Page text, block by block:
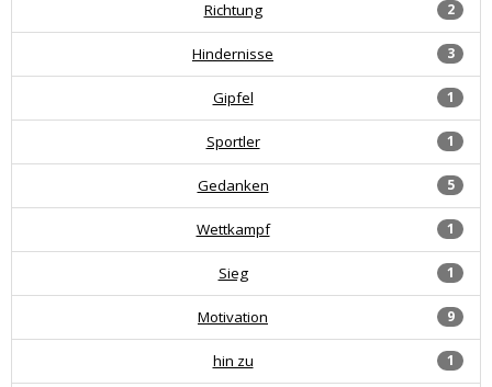
2
Richtung
3
Hindernisse
1
Gipfel
1
Sportler
5
Gedanken
1
Wettkampf
1
Sieg
9
Motivation
1
hin zu